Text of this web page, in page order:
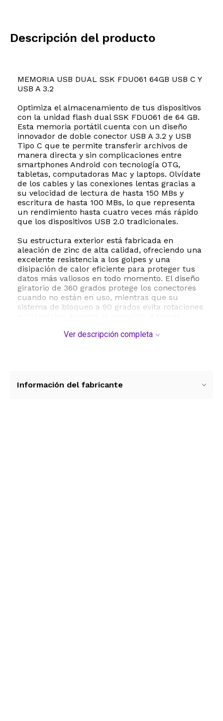
Descripción del producto
MEMORIA USB DUAL SSK FDU061 64GB USB C Y
USB A 3.2
Optimiza el almacenamiento de tus dispositivos
con la unidad flash dual SSK FDU061 de 64 GB.
Esta memoria portátil cuenta con un diseño
innovador de doble conector USB A 3.2 y USB
Tipo C que te permite transferir archivos de
manera directa y sin complicaciones entre
smartphones Android con tecnología OTG,
tabletas, computadoras Mac y laptops. Olvídate
de los cables y las conexiones lentas gracias a
su velocidad de lectura de hasta 150 MBs y
escritura de hasta 100 MBs, lo que representa
un rendimiento hasta cuatro veces más rápido
que los dispositivos USB 2.0 tradicionales.
Su estructura exterior está fabricada en
aleación de zinc de alta calidad, ofreciendo una
excelente resistencia a los golpes y una
disipación de calor eficiente para proteger tus
datos más valiosos en todo momento. El diseño
giratorio de 360 grados protege los conectores
cuando no están en uso, mientras que su
sistema de bloqueo a 90 grados evita rotaciones
facilita su transporte diario de forma segura.
con una amplia gama de sistemas operativos y
Ver descripción completa
Información del fabricante